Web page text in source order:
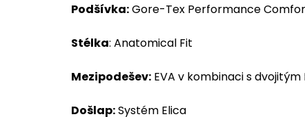
Podšívka:Gore-Tex Performance
Stélka: Anatomical Fit
Mezipodešev: EVA v kombinaci s dvojitým
Došlap:Systém Elica